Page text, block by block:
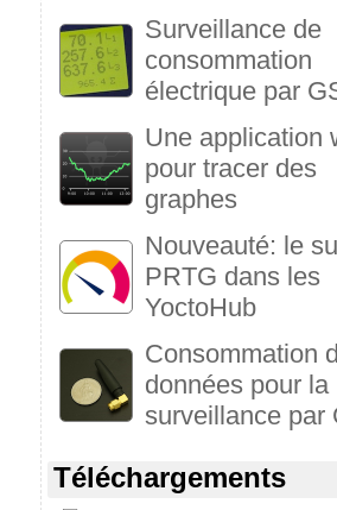
Surveillance de
consommation
électrique par
Une application
pour tracer des
graphes
Nouveauté: le
PRTG dans les
YoctoHub
Consommation
données pour la
surveillance par
Téléchargements